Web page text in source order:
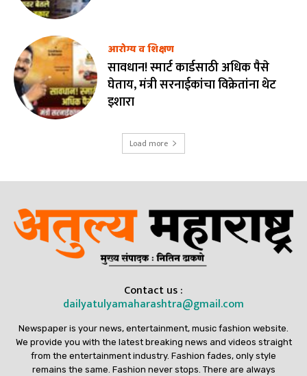
आरोग्य व शिक्षण
सावधान! स्मार्ट कार्डसाठी अधिक पैसे
घेताय, मंत्री सरनाईकांचा विक्रेतांना थेट
इशारा
Load more
Contact us :
dailyatulyamaharashtra@gmail.com
Newspaper is your news, entertainment, music fashion website.
We provide you with the latest breaking news and videos straight
from the entertainment industry. Fashion fades, only style
remains the same. Fashion never stops. There are always